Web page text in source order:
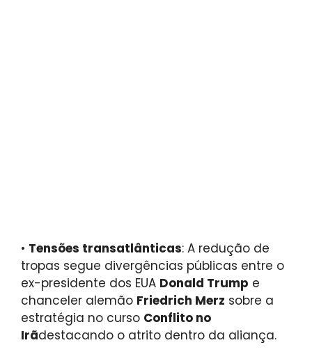
• Tensões transatlânticas: A redução de
tropas segue divergências públicas entre o
ex-presidente dos EUA Donald Trump e
chanceler alemão Friedrich Merz sobre a
estratégia no curso Conflito no
Irãdestacando o atrito dentro da aliança.